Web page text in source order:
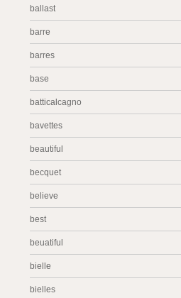
ballast
barre
barres
base
batticalcagno
bavettes
beautiful
becquet
believe
best
beuatiful
bielle
bielles